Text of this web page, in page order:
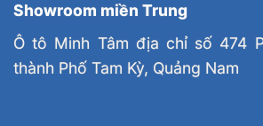
Showroom miền Trung
Ô tô Minh Tâm địa chỉ số 474
thành Phố Tam Kỳ, Quảng Nam